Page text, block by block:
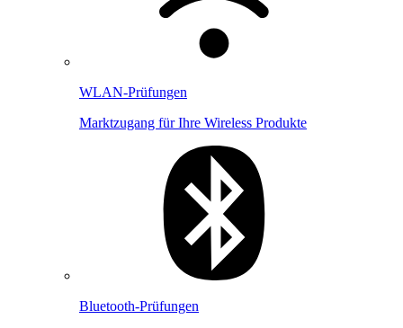
WLAN-Prüfungen
Marktzugang für Ihre Wireless Produkte
Bluetooth-Prüfungen